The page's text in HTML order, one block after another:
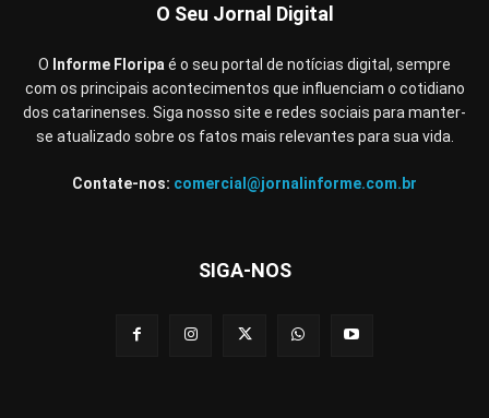
O Seu Jornal Digital
O Informe Floripa é o seu portal de notícias digital, sempre
com os principais acontecimentos que influenciam o cotidiano
dos catarinenses. Siga nosso site e redes sociais para manter-
se atualizado sobre os fatos mais relevantes para sua vida.
Contate-nos: comercial@jornalinforme.com.br
SIGA-NOS